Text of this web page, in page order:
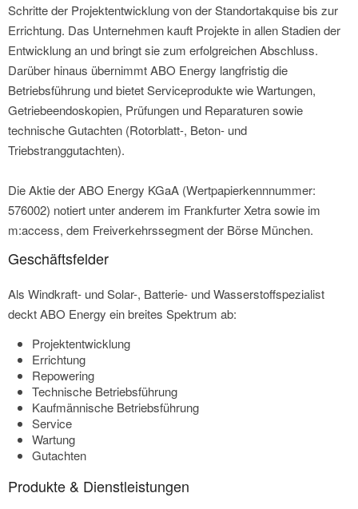
Schritte der Projektentwicklung von der Standortakquise bis zur
Errichtung. Das Unternehmen kauft Projekte in allen Stadien der
Entwicklung an und bringt sie zum erfolgreichen Abschluss.
Darüber hinaus übernimmt ABO Energy langfristig die
Betriebsführung und bietet Serviceprodukte wie Wartungen,
Getriebeendoskopien, Prüfungen und Reparaturen sowie
technische Gutachten (Rotorblatt-, Beton- und
Triebstranggutachten).
Die Aktie der ABO Energy KGaA (Wertpapierkennnummer:
576002) notiert unter anderem im Frankfurter Xetra sowie im
m:access, dem Freiverkehrssegment der Börse München.
Geschäftsfelder
Als Windkraft- und Solar-, Batterie- und Wasserstoffspezialist
deckt ABO Energy ein breites Spektrum ab:
Projektentwicklung
Errichtung
Repowering
Technische Betriebsführung
Kaufmännische Betriebsführung
Service
Wartung
Gutachten
Produkte & Dienstleistungen